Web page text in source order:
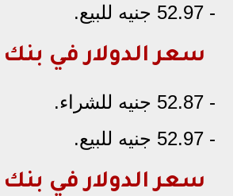
- 52.97 جنيه للبيع.
سعر الدولار في
- 52.87 جنيه للشراء.
- 52.97 جنيه للبيع.
سعر الدولار في بنك